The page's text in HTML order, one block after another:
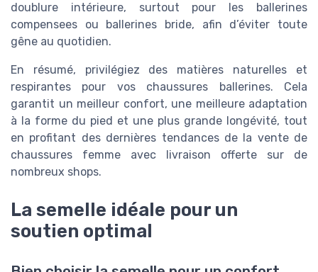
doublure intérieure, surtout pour les ballerines
compensees ou ballerines bride, afin d’éviter toute
gêne au quotidien.
En résumé, privilégiez des matières naturelles et
respirantes pour vos chaussures ballerines. Cela
garantit un meilleur confort, une meilleure adaptation
à la forme du pied et une plus grande longévité, tout
en profitant des dernières tendances de la vente de
chaussures femme avec livraison offerte sur de
nombreux shops.
La semelle idéale pour un
soutien optimal